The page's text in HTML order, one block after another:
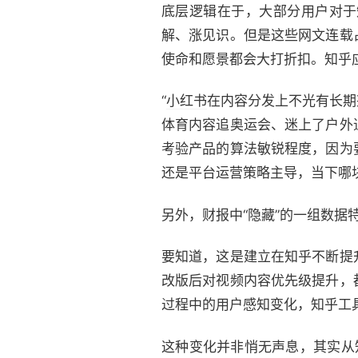
底层逻辑在于，大部分用户对
解、涨见识。但是这些网文连
使命和愿景都会大打折扣。知乎
“小红书在内容分发上不光有长
体育内容追奥运会、迷上了户
考验产品的算法敏锐程度，因
还是平台运营策略主导，当下哪
另外，财报中“隐藏”的一组数
要知道，这是建立在知乎不断
改版后对视频内容优先级提升
过程中的用户感知变化，知乎
这种变化并非悄无声息，其实